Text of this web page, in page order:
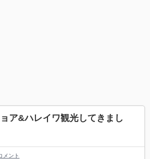
ア&ハレイワ観光してきまし
メント